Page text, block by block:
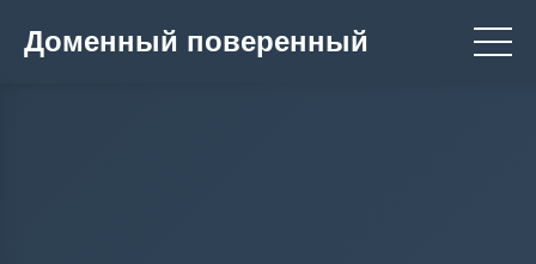
Доменный поверенный